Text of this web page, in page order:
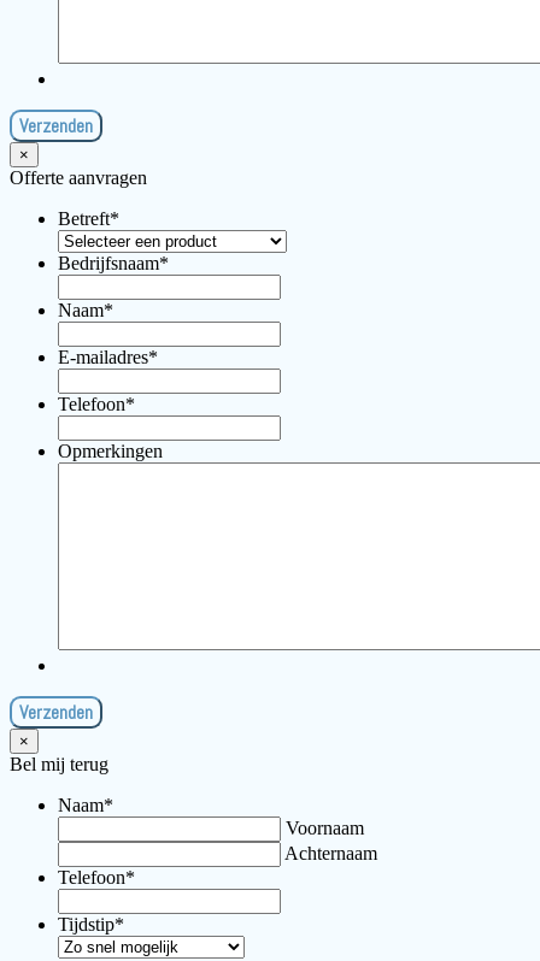
×
Offerte aanvragen
Betreft*
Bedrijfsnaam*
Naam*
E-mailadres*
Telefoon*
Opmerkingen
×
Bel mij terug
Naam*
Voornaam
Achternaam
Telefoon*
Tijdstip*